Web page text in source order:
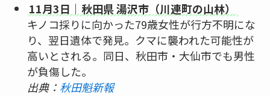
11月3日｜秋田県 湯沢市（川連町の山林）
キノコ採りに向かった79歳女性が行方不明にな
り、翌日遺体で発見。クマに襲われた可能性が
高いとされる。同日、秋田市・大仙市でも男性
が負傷した。
出典： 秋田魁新報